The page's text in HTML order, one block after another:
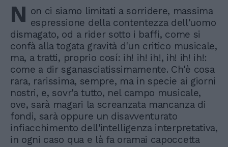
N on ci siamo limitati a sorridere, massima
espressione della contentezza dell'uomo
dismagato, od a rider sotto i baffi, come si
confà alla togata gravità d'un critico musicale,
ma, a tratti, proprio cosí: ih! ih! ih!, ih! ih! ih!:
come a dir sganasciatissimamente. Ch'è cosa
rara, rarissima, sempre, ma in specie ai giorni
nostri, e, sovr'a tutto, nel campo musicale,
ove, sarà magari la screanzata mancanza di
fondi, sarà oppure un disavventurato
infiacchimento dell'intelligenza interpretativa,
in ogni caso qua e là fa oramai capoccetta